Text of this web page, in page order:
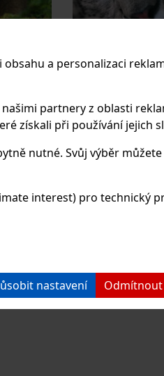
a personalizaci
partnery z oblasti
získali při používání jejich
nutné. Svůj výběr
interest) pro technický
nastavení Odmítnout
na
ČERNÉM
Obraz na plátně |
s jemnou strukturou.
Dostupnost: